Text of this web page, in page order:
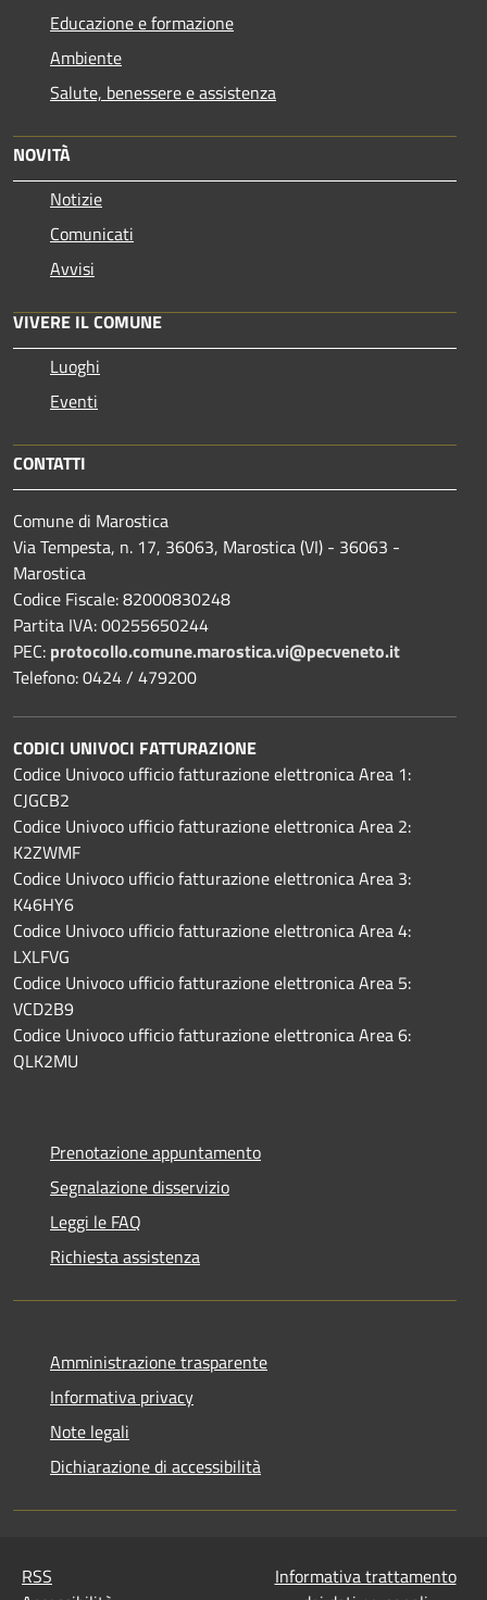
Educazione e formazione
Ambiente
Salute, benessere e assistenza
NOVITÀ
Notizie
Comunicati
Avvisi
VIVERE IL COMUNE
Luoghi
Eventi
CONTATTI
Comune di Marostica
Via Tempesta, n. 17, 36063, Marostica (VI) - 36063 -
Marostica
Codice Fiscale: 82000830248
Partita IVA: 00255650244
PEC: protocollo.comune.marostica.vi@pecveneto.it
Telefono: 0424 / 479200
CODICI UNIVOCI FATTURAZIONE
Codice Univoco ufficio fatturazione elettronica Area 1:
CJGCB2
Codice Univoco ufficio fatturazione elettronica Area 2:
K2ZWMF
Codice Univoco ufficio fatturazione elettronica Area 3:
K46HY6
Codice Univoco ufficio fatturazione elettronica Area 4:
LXLFVG
Codice Univoco ufficio fatturazione elettronica Area 5:
VCD2B9
Codice Univoco ufficio fatturazione elettronica Area 6:
QLK2MU
Prenotazione appuntamento
Segnalazione disservizio
Leggi le FAQ
Richiesta assistenza
Amministrazione trasparente
Informativa privacy
Note legali
Dichiarazione di accessibilità
RSS
Informativa trattamento